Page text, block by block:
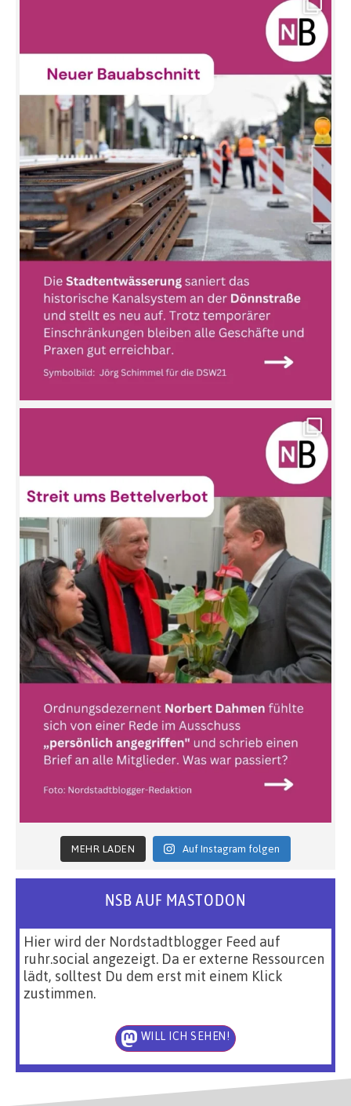
MEHR LADEN Auf Instagram folgen
NSB AUF MASTODON
Hier wird der Nordstadtblogger Feed auf
ruhr.social angezeigt. Da er externe Ressourcen
lädt, solltest Du dem erst mit einem Klick
zustimmen.
WILL ICH SEHEN!